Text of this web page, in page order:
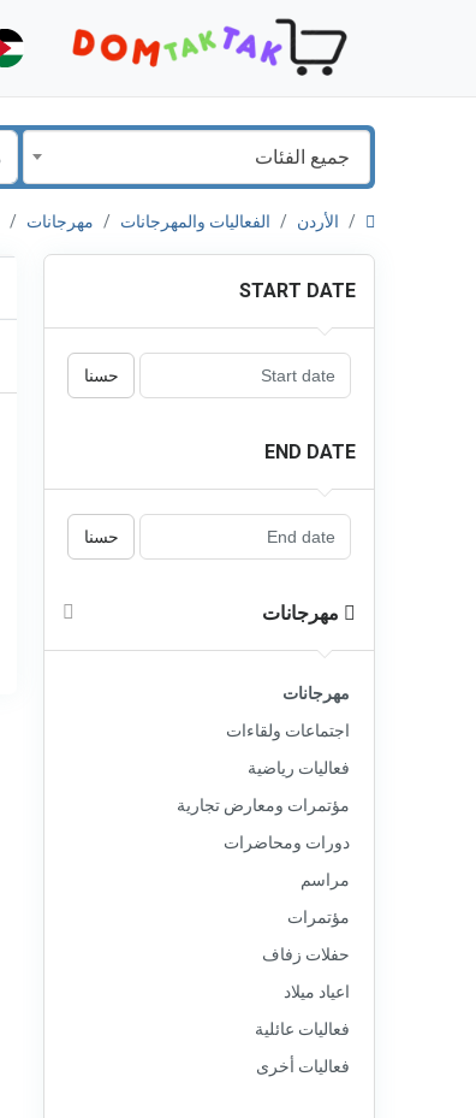
جميع الفئات
الأردن الفعاليات والمهرجانات مهرجانات
START DATE
حسنا
END DATE
حسنا
مهرجانات
مهرجانات
اجتماعات ولقاءات
فعاليات رياضية
مؤتمرات ومعارض تجارية
دورات ومحاضرات
مراسم
مؤتمرات
حفلات زفاف
اعياد ميلاد
فعاليات عائلية
فعاليات أخرى